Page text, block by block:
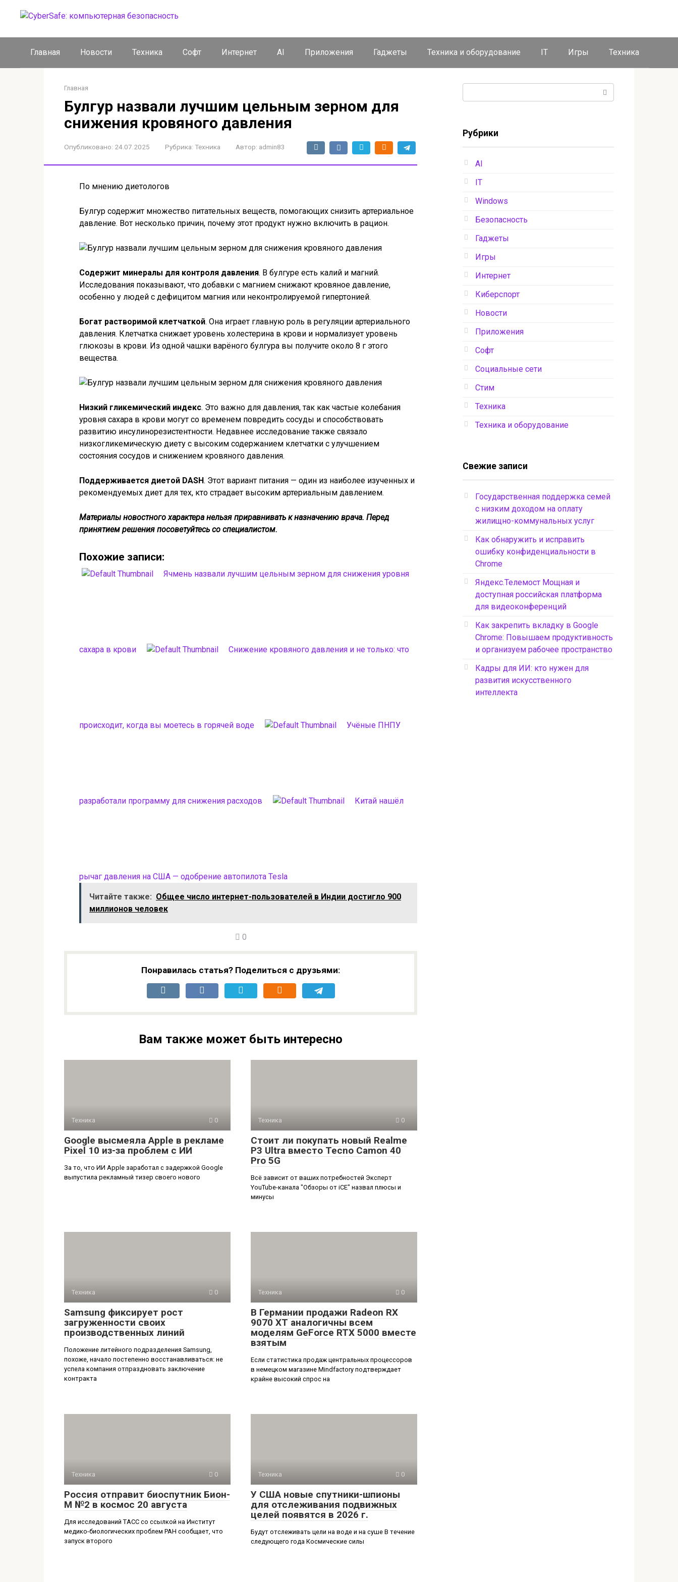
Главная Новости Техника Софт Интернет AI Приложения Гаджеты Техника и оборудование IT Игры Техника
Главная
Булгур назвали лучшим цельным зерном для
снижения кровяного давления
Опубликовано: 24.07.2025 Рубрика: Техника Автор: admin83
По мнению диетологов
Булгур содержит множество питательных веществ, помогающих снизить артериальное
давление. Вот несколько причин, почему этот продукт нужно включить в рацион.
Содержит минералы для контроля давления. В булгуре есть калий и магний.
Исследования показывают, что добавки с магнием снижают кровяное давление,
особенно у людей с дефицитом магния или неконтролируемой гипертонией.
Богат растворимой клетчаткой. Она играет главную роль в регуляции артериального
давления. Клетчатка снижает уровень холестерина в крови и нормализует уровень
глюкозы в крови. Из одной чашки варёного булгура вы получите около 8 г этого
вещества.
Низкий гликемический индекс. Это важно для давления, так как частые колебания
уровня сахара в крови могут со временем повредить сосуды и способствовать
развитию инсулинорезистентности. Недавнее исследование также связало
низкогликемическую диету с высоким содержанием клетчатки с улучшением
состояния сосудов и снижением кровяного давления.
Поддерживается диетой DASH. Этот вариант питания — один из наиболее изученных и
рекомендуемых диет для тех, кто страдает высоким артериальным давлением.
Материалы новостного характера нельзя приравнивать к назначению врача. Перед
принятием решения посоветуйтесь со специалистом.
Похожие записи:
Ячмень назвали лучшим цельным зерном для снижения уровня
сахара в крови Снижение кровяного давления и не только: что
происходит, когда вы моетесь в горячей воде Учёные ПНПУ
разработали программу для снижения расходов Китай нашёл
рычаг давления на США — одобрение автопилота Tesla
Читайте также: Общее число интернет-пользователей в Индии достигло 900
миллионов человек
0
Понравилась статья? Поделиться с друзьями:
Вам также может быть интересно
Техника 0
Google высмеяла Apple в рекламе
Pixel 10 из-за проблем с ИИ
За то, что ИИ Apple заработал с задержкой Google
выпустила рекламный тизер своего нового
Техника 0
Стоит ли покупать новый Realme
P3 Ultra вместо Tecno Camon 40
Pro 5G
Всё зависит от ваших потребностей Эксперт
YouTube-канала "Обзоры от iCE" назвал плюсы и
минусы
Техника 0
Samsung фиксирует рост
загруженности своих
производственных линий
Положение литейного подразделения Samsung,
похоже, начало постепенно восстанавливаться: не
успела компания отпраздновать заключение
контракта
Техника 0
В Германии продажи Radeon RX
9070 XT аналогичны всем
моделям GeForce RTX 5000 вместе
взятым
Если статистика продаж центральных процессоров
в немецком магазине Mindfactory подтверждает
крайне высокий спрос на
Техника 0
Россия отправит биоспутник Бион-
М №2 в космос 20 августа
Для исследований ТАСС со ссылкой на Институт
медико-биологических проблем РАН сообщает, что
запуск второго
Техника 0
У США новые спутники-шпионы
для отслеживания подвижных
целей появятся в 2026 г.
Будут отслеживать цели на воде и на суше В течение
следующего года Космические силы
Рубрики
AI
IT
Windows
Безопасность
Гаджеты
Игры
Интернет
Киберспорт
Новости
Приложения
Софт
Социальные сети
Стим
Техника
Техника и оборудование
Свежие записи
Государственная поддержка семей
с низким доходом на оплату
жилищно-коммунальных услуг
Как обнаружить и исправить
ошибку конфиденциальности в
Chrome
Яндекс.Телемост Мощная и
доступная российская платформа
для видеоконференций
Как закрепить вкладку в Google
Chrome: Повышаем продуктивность
и организуем рабочее пространство
Кадры для ИИ: кто нужен для
развития искусственного
интеллекта